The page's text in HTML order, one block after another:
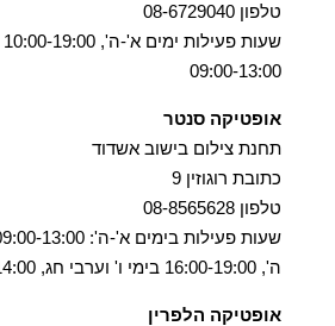
טלפון 08-6729040
09:00-13:00
אופטיקה סנטר
תחנת צילום בישוב אשדוד
כתובת רוגוזין 9
טלפון 08-8565628
ה', 16:00-19:00 בימי ו' וערבי חג, 09:00-14:00
אופטיקה הלפרין